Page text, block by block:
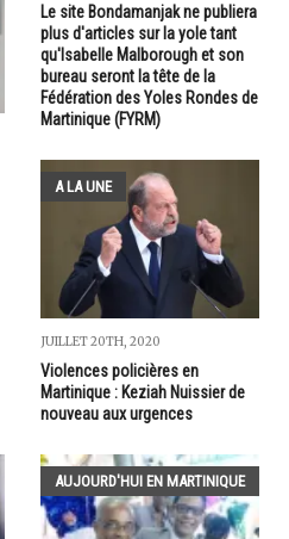
Le site Bondamanjak ne publiera
plus d'articles sur la yole tant
qu'Isabelle Malborough et son
bureau seront la tête de la
Fédération des Yoles Rondes de
Martinique (FYRM)
A LA UNE
JUILLET 20TH, 2020
Violences policières en
Martinique : Keziah Nuissier de
nouveau aux urgences
AUJOURD'HUI EN MARTINIQUE